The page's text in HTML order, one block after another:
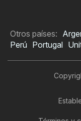
Otros países:
Perú Portugal